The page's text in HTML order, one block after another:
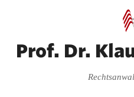
Prof. Dr.